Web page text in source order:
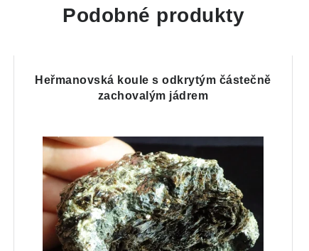
Podobné produkty
Heřmanovská koule s odkrytým částečně
zachovalým jádrem